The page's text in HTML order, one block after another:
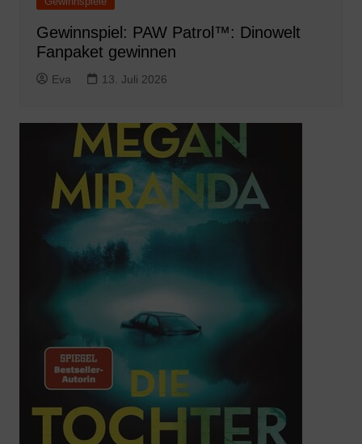
Gewinnspiel: PAW Patrol™: Dinowelt
Fanpaket gewinnen
Eva 13. Juli 2026